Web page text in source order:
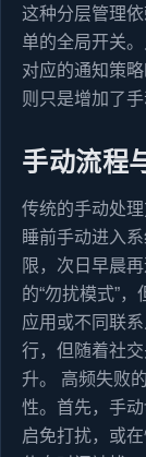
这种分层管理
单的全局开关
对应的通知策
则只是增加了手
手动流程
传统的手动处
睡前手动进入
限，次日早晨
的“勿扰模式”
应用或不同联
行，但随着社
升。 高频失败
性。首先，手
启免打扰，或